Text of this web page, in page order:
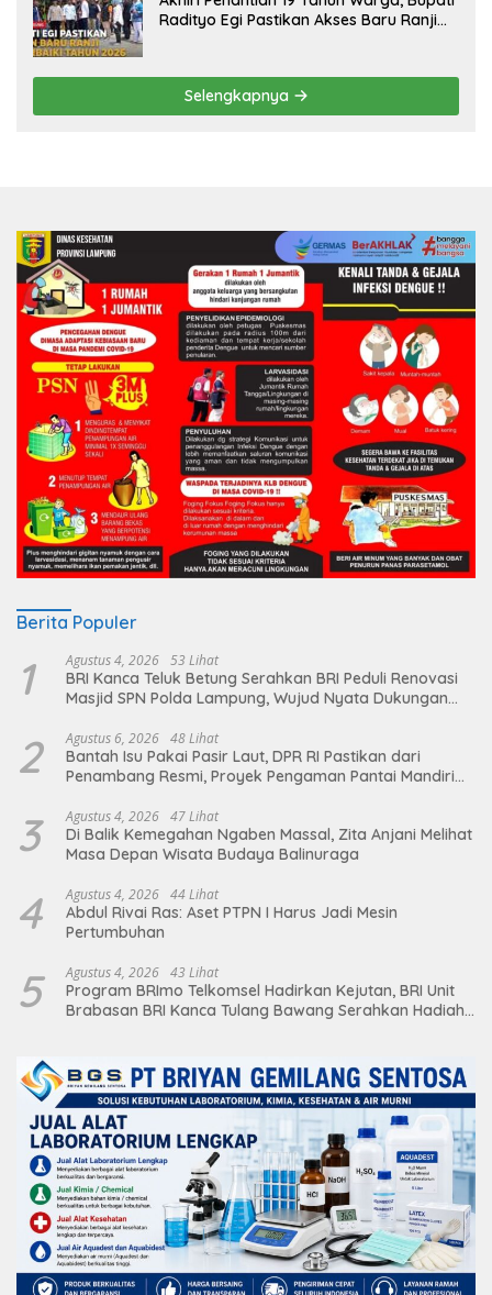
Radityo Egi Pastikan Akses Baru Ranji
Selengkapnya
Berita Populer
1 Agustus 4, 2026 53 Lihat
BRI Kanca Teluk Betung Serahkan BRI Peduli Renovasi
Masjid SPN Polda Lampung, Wujud Nyata Dukungan
2 Agustus 6, 2026 48 Lihat
Bantah Isu Pakai Pasir Laut, DPR RI Pastikan dari
Penambang Resmi, Proyek Pengaman Pantai Mandiri
3 Agustus 4, 2026 47 Lihat
Di Balik Kemegahan Ngaben Massal, Zita Anjani Melihat
Masa Depan Wisata Budaya Balinuraga
4 Agustus 4, 2026 44 Lihat
Abdul Rivai Ras: Aset PTPN I Harus Jadi Mesin
Pertumbuhan
5 Agustus 4, 2026 43 Lihat
Program BRImo Telkomsel Hadirkan Kejutan, BRI Unit
Brabasan BRI Kanca Tulang Bawang Serahkan Hadiah